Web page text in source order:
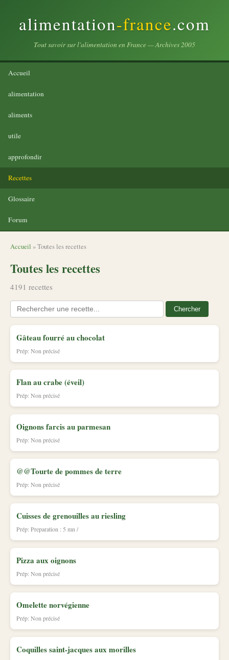
alimentation-france.com
Tout savoir sur l'alimentation en France — Archives 2005
Accueil
alimentation
aliments
utile
approfondir
Recettes
Glossaire
Forum
Accueil » Toutes les recettes
Toutes les recettes
4191 recettes
Chercher
Gâteau fourré au chocolat
Prép: Non précisé
Flan au crabe (éveil)
Prép: Non précisé
Oignons farcis au parmesan
Prép: Non précisé
@@Tourte de pommes de terre
Prép: Non précisé
Cuisses de grenouilles au riesling
Prép: Preparation : 5 mn /
Pizza aux oignons
Prép: Non précisé
Omelette norvégienne
Prép: Non précisé
Coquilles saint-jacques aux morilles